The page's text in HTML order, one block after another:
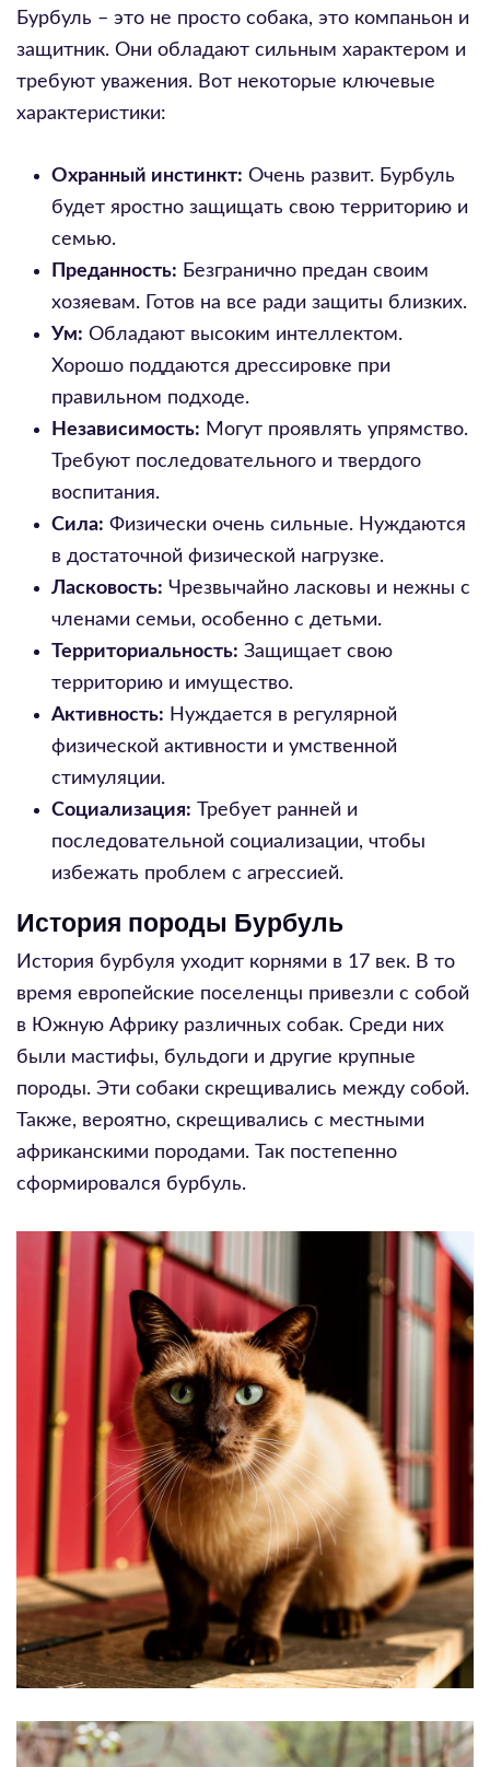
Бурбуль – это не просто собака, это компаньон и
защитник. Они обладают сильным характером и
требуют уважения. Вот некоторые ключевые
характеристики:
Охранный инстинкт: Очень развит. Бурбуль
будет яростно защищать свою территорию и
семью.
Преданность: Безгранично предан своим
хозяевам. Готов на все ради защиты близких.
Ум: Обладают высоким интеллектом.
Хорошо поддаются дрессировке при
правильном подходе.
Независимость: Могут проявлять упрямство.
Требуют последовательного и твердого
воспитания.
Сила: Физически очень сильные. Нуждаются
в достаточной физической нагрузке.
Ласковость: Чрезвычайно ласковы и нежны с
членами семьи, особенно с детьми.
Территориальность: Защищает свою
территорию и имущество.
Активность: Нуждается в регулярной
физической активности и умственной
стимуляции.
Социализация: Требует ранней и
последовательной социализации, чтобы
избежать проблем с агрессией.
История породы Бурбуль
История бурбуля уходит корнями в 17 век. В то
время европейские поселенцы привезли с собой
в Южную Африку различных собак. Среди них
были мастифы, бульдоги и другие крупные
породы. Эти собаки скрещивались между собой.
Также, вероятно, скрещивались с местными
африканскими породами. Так постепенно
сформировался бурбуль.